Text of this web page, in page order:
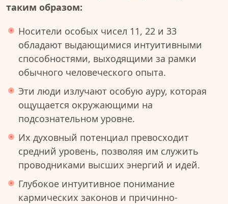
таким образом:
Носители особых чисел 11, 22 и 33
обладают выдающимися интуитивными
способностями, выходящими за рамки
обычного человеческого опыта.
Эти люди излучают особую ауру, которая
ощущается окружающими на
подсознательном уровне.
Их духовный потенциал превосходит
средний уровень, позволяя им служить
проводниками высших энергий и идей.
Глубокое интуитивное понимание
кармических законов и причинно-